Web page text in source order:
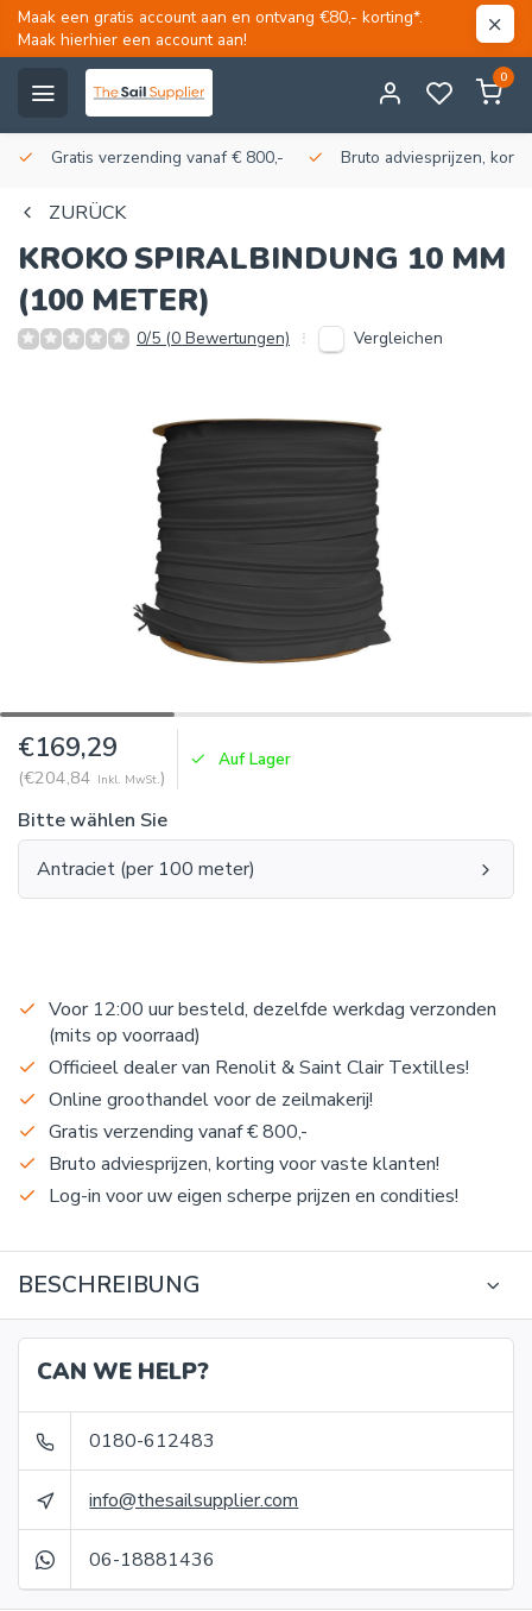
Maak een gratis account aan en ontvang €80,- korting*.
Maak hierhier een account aan!
0
Gratis verzending vanaf € 800,- Bruto adviesprijzen,
ZURÜCK
KROKOSPIRALBINDUNG 10 MM
(100 METER)
0/5 (0 Bewertungen) Vergleichen
€169,29
(€204,84 Inkl. MwSt.)
Auf Lager
Bitte wählen Sie
Antraciet (per 100 meter)
Voor 12:00 uur besteld, dezelfde werkdag verzonden
(mits op voorraad)
Officieel dealer van Renolit & Saint Clair Textilles!
Online groothandel voor de zeilmakerij!
Gratis verzending vanaf € 800,-
Bruto adviesprijzen, korting voor vaste klanten!
Log-in voor uw eigen scherpe prijzen en condities!
BESCHREIBUNG
CAN WE HELP?
0180-612483
info@thesailsupplier.com
06-18881436